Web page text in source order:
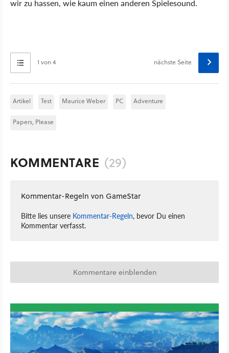
wir zu hassen, wie kaum einen anderen Spielesound.
1 von 4 nächste Seite
Artikel Test Maurice Weber PC Adventure
Papers, Please
KOMMENTARE (29)
Kommentar-Regeln von GameStar
Bitte lies unsere Kommentar-Regeln, bevor Du einen
Kommentar verfasst.
Kommentare einblenden